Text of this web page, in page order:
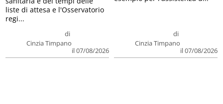
di
Cinzia Timpano
il 07/08/2026
liste di attesa e l'Osservatorio
regi...
di
Cinzia Timpano
il 07/08/2026